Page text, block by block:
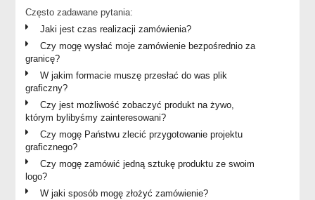
Często zadawane pytania:
Jaki jest czas realizacji zamówienia?
Czy mogę wysłać moje zamówienie bezpośrednio za
granicę?
W jakim formacie muszę przesłać do was plik
graficzny?
Czy jest możliwość zobaczyć produkt na żywo,
którym bylibyśmy zainteresowani?
Czy mogę Państwu zlecić przygotowanie projektu
graficznego?
Czy mogę zamówić jedną sztukę produktu ze swoim
logo?
W jaki sposób mogę złożyć zamówienie?